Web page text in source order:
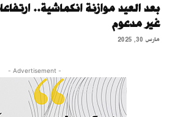
بعد العيد موازنة انكماشية..
غير مدعوم
مارس 30, 2025
- Advertisement -